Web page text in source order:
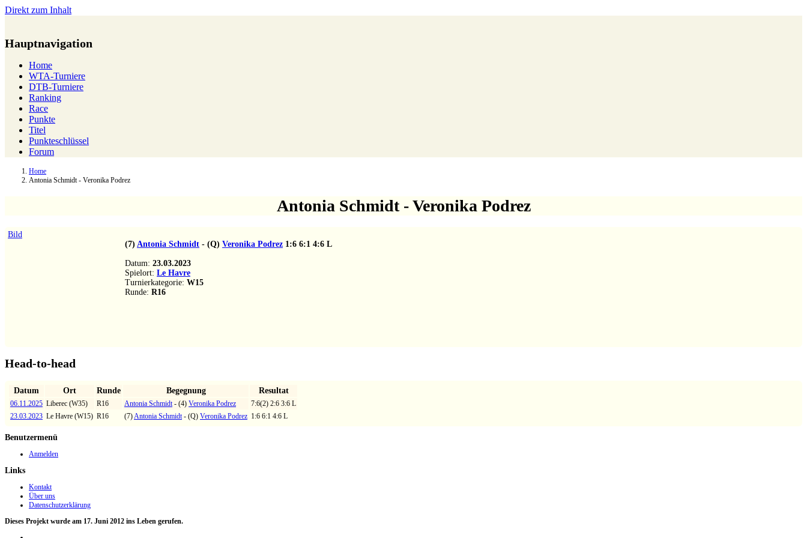
Direkt zum Inhalt
Hauptnavigation
Home
WTA-Turniere
DTB-Turniere
Ranking
Race
Punkte
Titel
Punkteschlüssel
Forum
Home
Antonia Schmidt - Veronika Podrez
Antonia Schmidt - Veronika Podrez
Bild
Antonia Schmidt- (Q)Veronika Podrez1:6 6:14:6 L
23.03.2023
Le Havre
Turnierkategorie:W15
Head-to-head
Datum Ort Runde Begegnung Resultat
06.11.2025 Liberec (W35) R16 Antonia Schmidt- (4) Veronika Podrez
7:6(2) 2:6 3:6 L
23.03.2023 Le Havre (W15) R16 (7)Antonia Schmidt- (Q) Veronika Podrez 1:6 6:1 4:6 L
Benutzermenü
Anmelden
Links
Kontakt
Über uns
Datenschutzerklärung
Dieses Projekt wurde am 17. Juni 2012 ins Leben gerufen.